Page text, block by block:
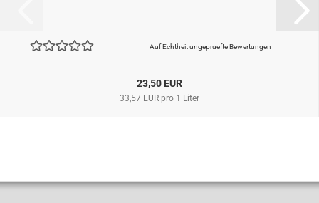
Auf Echtheit ungepruefte Bewertungen
23,50 EUR
33,57 EUR pro 1 Liter